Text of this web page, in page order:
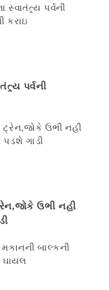
પર્વની
ઉભી નહી